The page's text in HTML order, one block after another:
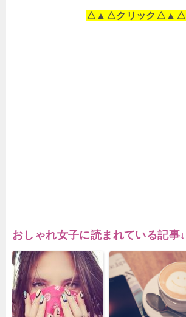
△▲△クリック△▲△
おしゃれ女子に読まれている記事↓